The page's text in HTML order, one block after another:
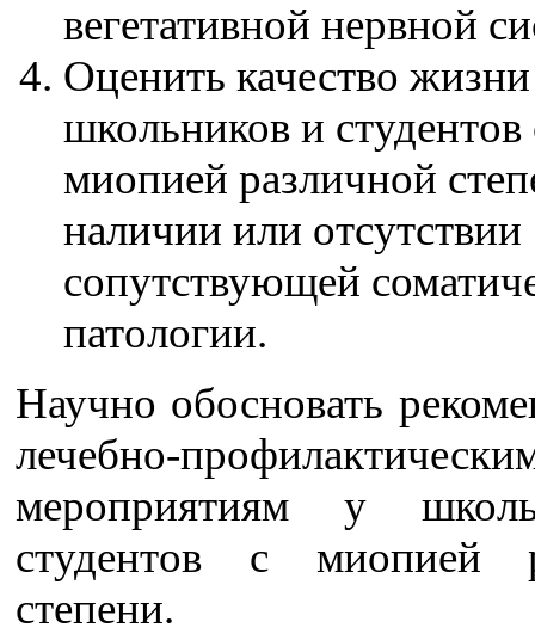
вегетативной нервной
Оценить качество
школьников и студентов
миопией различной
наличии или отсутствии
сопутствующей
патологии.
Научно обосновать
лечебно-
мероприятиям у
студентов с миопией
степени.